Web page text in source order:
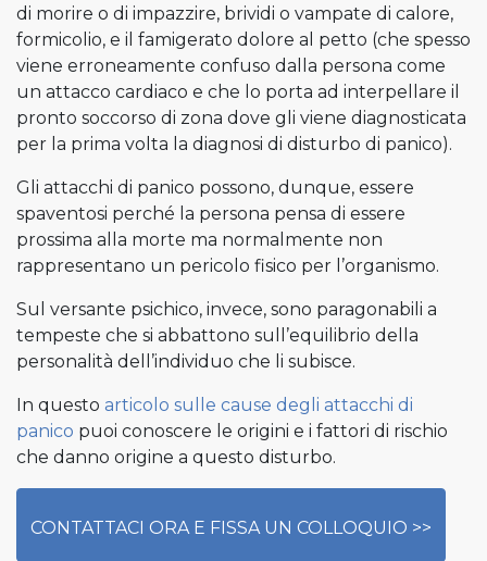
di morire o di impazzire, brividi o vampate di calore,
formicolio, e il famigerato dolore al petto (che spesso
viene erroneamente confuso dalla persona come
un attacco cardiaco e che lo porta ad interpellare il
pronto soccorso di zona dove gli viene diagnosticata
per la prima volta la diagnosi di disturbo di panico).
Gli attacchi di panico possono, dunque, essere
spaventosi perché la persona pensa di essere
prossima alla morte ma normalmente non
rappresentano un pericolo fisico per l’organismo.
Sul versante psichico, invece, sono paragonabili a
tempeste che si abbattono sull’equilibrio della
personalità dell’individuo che li subisce.
In questo articolo sulle cause degli attacchi di
panico puoi conoscere le origini e i fattori di rischio
che danno origine a questo disturbo.
CONTATTACI ORA E FISSA UN COLLOQUIO >>